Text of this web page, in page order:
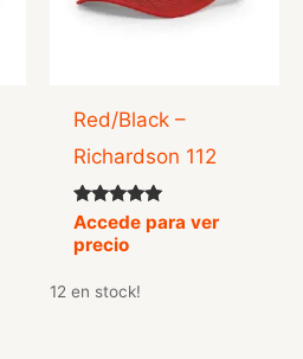
Red/Black –
Richardson 112
Valorado
con
5.00
Accede para ver
precio
12 en stock!